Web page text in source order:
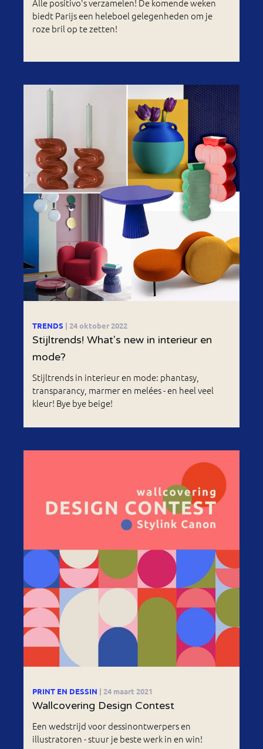
Alle positivo's verzamelen! De komende weken
biedt Parijs een heleboel gelegenheden om je
roze bril op te zetten!
TRENDS | 24 oktober 2022
Stijltrends! What's new in interieur en
mode?
Stijltrends in interieur en mode: phantasy,
transparancy, marmer en melées - en heel veel
kleur! Bye bye beige!
PRINT EN DESSIN | 24 maart 2021
Wallcovering Design Contest
Een wedstrijd voor dessinontwerpers en
illustratoren - stuur je beste werk in en win!